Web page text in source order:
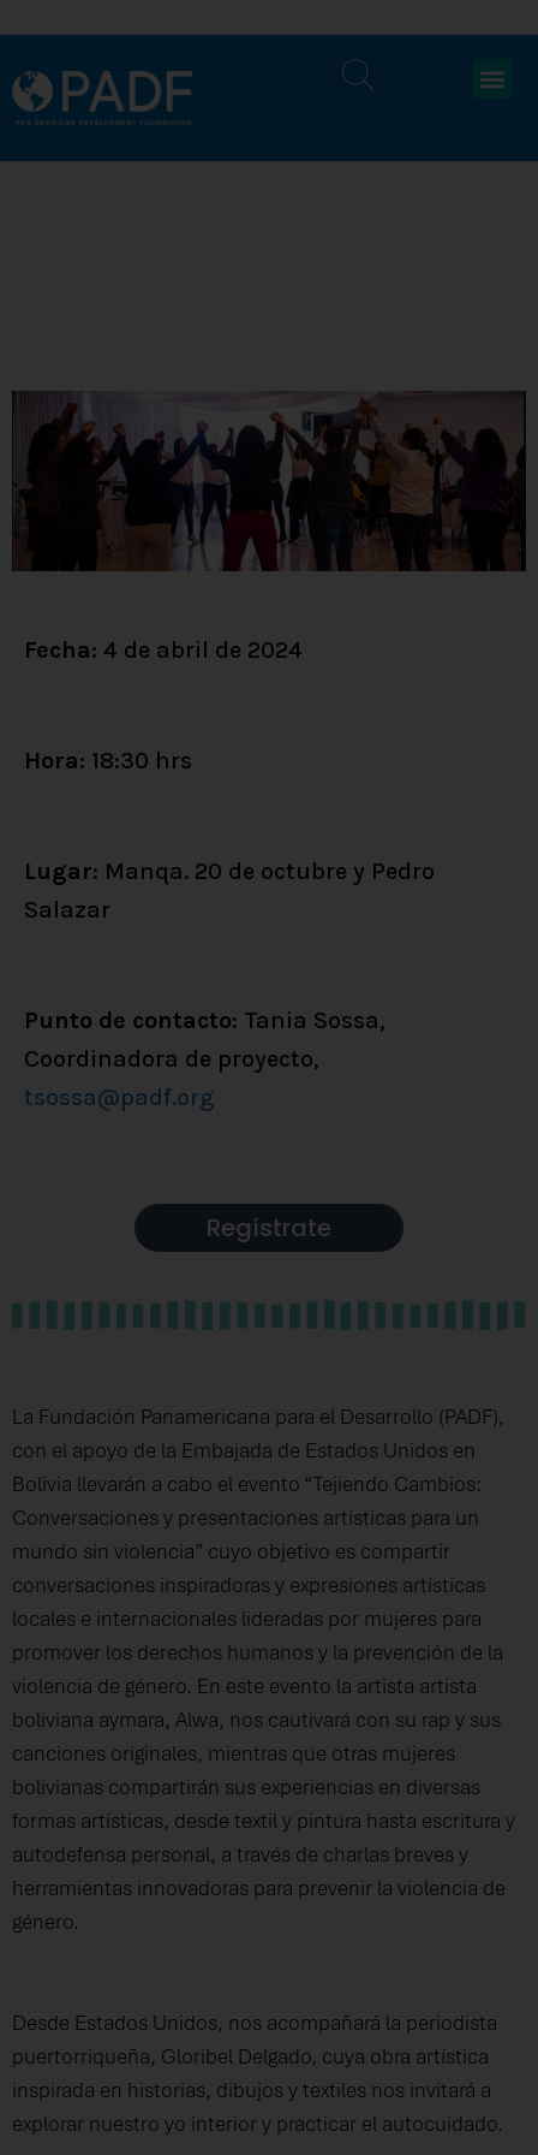
Fecha: 4 de abril de 2024
Hora: 18:30 hrs
Lugar: Manqa. 20 de octubre y Pedro
Salazar
Punto de contacto: Tania Sossa,
Coordinadora de proyecto,
tsossa@padf.org
Regístrate
La Fundación Panamericana para el Desarrollo (PADF),
con el apoyo de la Embajada de Estados Unidos en
Bolivia llevarán a cabo el evento “Tejiendo Cambios:
Conversaciones y presentaciones artísticas para un
mundo sin violencia” cuyo objetivo es compartir
conversaciones inspiradoras y expresiones artísticas
locales e internacionales lideradas por mujeres para
promover los derechos humanos y la prevención de la
violencia de género. En este evento la artista artista
boliviana aymara, Alwa, nos cautivará con su rap y sus
canciones originales, mientras que otras mujeres
bolivianas compartirán sus experiencias en diversas
formas artísticas, desde textil y pintura hasta escritura y
autodefensa personal, a través de charlas breves y
herramientas innovadoras para prevenir la violencia de
género.
Desde Estados Unidos, nos acompañará la periodista
puertorriqueña, Gloribel Delgado, cuya obra artística
inspirada en historias, dibujos y textiles nos invitará a
explorar nuestro yo interior y practicar el autocuidado.